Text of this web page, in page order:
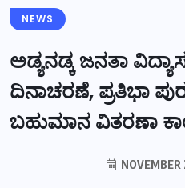
NEWS
ಅಡ್ಯನಡ್ಕ ಜನತಾ
ದಿನಾಚರಣೆ, ಪ್ರತಿಭಾ
ಬಹುಮಾನ ವಿತರಣಾ